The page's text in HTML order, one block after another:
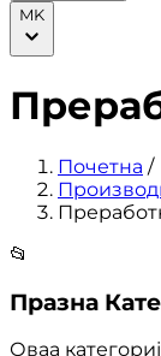
MK
Почетна /
📂
Празна
Оваа